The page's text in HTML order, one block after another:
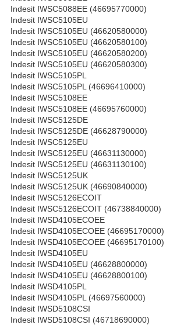
Indesit IWSC5088EE (46695770000)
Indesit IWSC5105EU
Indesit IWSC5105EU (46620580000)
Indesit IWSC5105EU (46620580100)
Indesit IWSC5105EU (46620580200)
Indesit IWSC5105EU (46620580300)
Indesit IWSC5105PL
Indesit IWSC5105PL (46696410000)
Indesit IWSC5108EE
Indesit IWSC5108EE (46695760000)
Indesit IWSC5125DE
Indesit IWSC5125DE (46628790000)
Indesit IWSC5125EU
Indesit IWSC5125EU (46631130000)
Indesit IWSC5125EU (46631130100)
Indesit IWSC5125UK
Indesit IWSC5125UK (46690840000)
Indesit IWSC5126ECOIT
Indesit IWSC5126ECOIT (46738840000)
Indesit IWSD4105ECOEE
Indesit IWSD4105ECOEE (46695170000)
Indesit IWSD4105ECOEE (46695170100)
Indesit IWSD4105EU
Indesit IWSD4105EU (46628800000)
Indesit IWSD4105EU (46628800100)
Indesit IWSD4105PL
Indesit IWSD4105PL (46697560000)
Indesit IWSD5108CSI
Indesit IWSD5108CSI (46718690000)